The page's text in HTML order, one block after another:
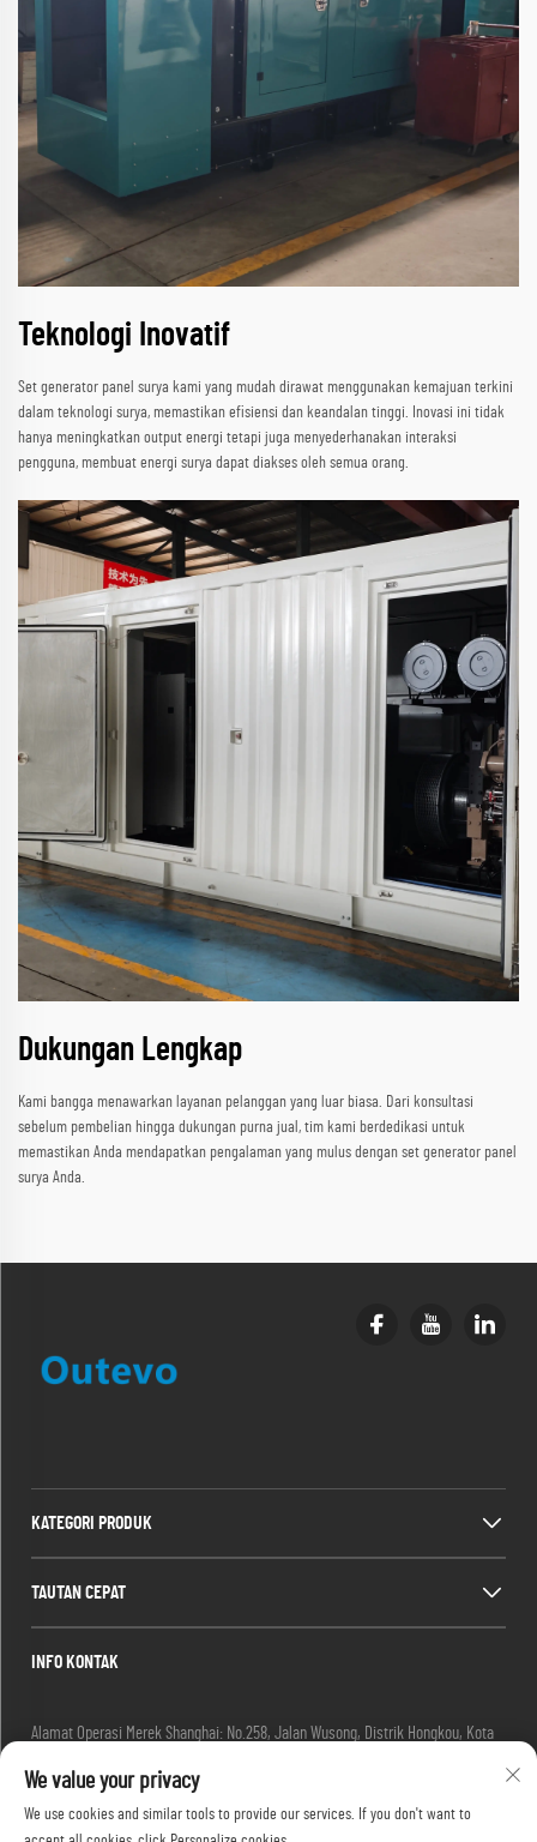
Teknologi Inovatif
Set generator panel surya kami yang mudah dirawat menggunakan kemajuan terkini
dalam teknologi surya, memastikan efisiensi dan keandalan tinggi. Inovasi ini tidak
hanya meningkatkan output energi tetapi juga menyederhanakan interaksi
pengguna, membuat energi surya dapat diakses oleh semua orang.
Dukungan Lengkap
Kami bangga menawarkan layanan pelanggan yang luar biasa. Dari konsultasi
sebelum pembelian hingga dukungan purna jual, tim kami berdedikasi untuk
memastikan Anda mendapatkan pengalaman yang mulus dengan set generator panel
surya Anda.
KATEGORI PRODUK
TAUTAN CEPAT
INFO KONTAK
Alamat Operasi Merek Shanghai: No.258, Jalan Wusong, Distrik Hongkou, Kota
Email:[email protected]
Tel:+86-13280087620
Tel:+86-13280035385
We value your privacy
We use cookies and similar tools to provide our services. If you don't want to